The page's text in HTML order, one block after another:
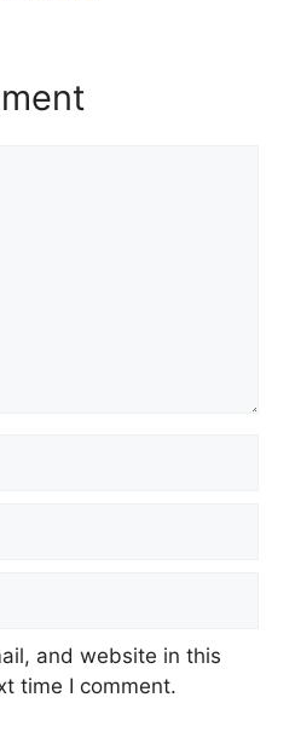
and website in this
time I comment.